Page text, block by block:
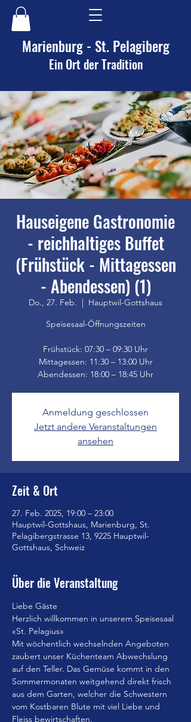
Marienburg - St. Pelagiberg
Ein Ort der Tradition
Hauseigene Gastronomie
- reichhaltiges Buffet
(Frühstück - Mittagessen
- Abendessen) (1)
Do., 27. Feb.
  |
Hauptwil-Gottshaus
Speisesaal-Öffnungszeiten
Frühstück: 07:30 – 09:30 Uhr
Mittagessen: 11:30 – 13:00 Uhr
Anmeldung geschlossen
Jetzt andere Veranstaltungen
ansehen
Zeit & Ort
27. Feb. 2025, 19:00 – 23:00
Hauptwil-Gottshaus, Marienburg, St.
Pelagibergstrasse 13, 9225 Hauptwil-
Gottshaus, Schweiz
Über die Veranstaltung
Liebe Gäste
Herzlich willkommen in unserem Speisesaal
«St. Pelagius»
Mit wöchentlich wechselnden Angeboten
zaubert unser Küchenteam Abwechslung
auf den Teller. Das Gemüse kommt in den
Sommermonaten weitgehend direkt frisch
aus dem Garten, welcher die Schwestern
vom Kostbaren Blute mit viel Liebe und
Fleiss bewirtschaften.